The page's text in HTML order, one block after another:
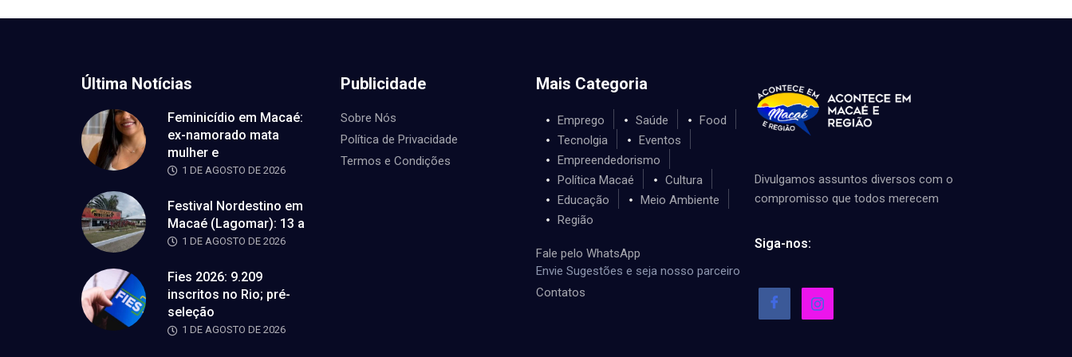
Última Notícias
Feminicídio em Macaé:
ex-namorado mata
mulher e
1 DE AGOSTO DE 2026
Festival Nordestino em
Macaé (Lagomar): 13 a
1 DE AGOSTO DE 2026
Fies 2026: 9.209
inscritos no Rio; pré-
seleção
1 DE AGOSTO DE 2026
Publicidade
Sobre Nós
Política de Privacidade
Termos e Condições
Mais Categoria
Emprego Saúde
Food
Tecnolgia
Eventos
Empreendedorismo
Política Macaé
Cultura
Educação
Meio Ambiente
Região
Fale pelo WhatsApp
Envie Sugestões e seja nosso parceiro
Contatos
Divulgamos assuntos diversos com o
compromisso que todos merecem
Siga-nos: